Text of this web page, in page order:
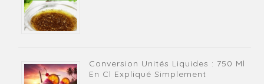
Conversion Unités Liquides : 750 Ml
En Cl Expliqué Simplement